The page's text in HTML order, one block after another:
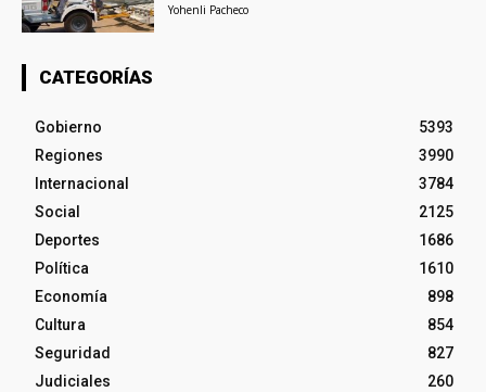
Yohenli Pacheco
CATEGORÍAS
Gobierno
5393
Regiones
3990
Internacional
3784
Social
2125
Deportes
1686
Política
1610
Economía
898
Cultura
854
Seguridad
827
Judiciales
260